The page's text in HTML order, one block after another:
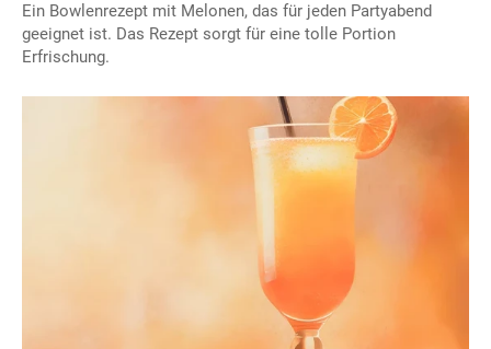
Ein Bowlenrezept mit Melonen, das für jeden Partyabend
geeignet ist. Das Rezept sorgt für eine tolle Portion
Erfrischung.